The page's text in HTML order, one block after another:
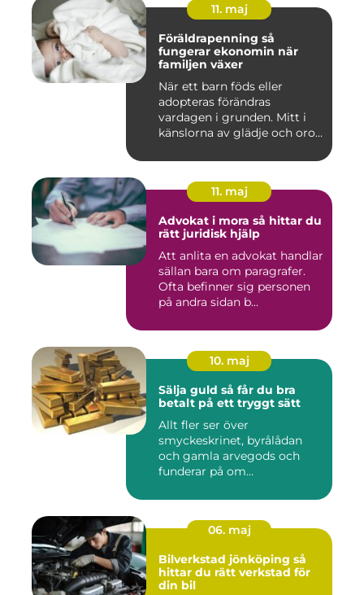
11. maj
Föräldrapenning så
fungerar ekonomin när
familjen växer
När ett barn föds eller
adopteras förändras
vardagen i grunden. Mitt i
känslorna av glädje och oro
11. maj
Advokat i mora så hittar du
rätt juridisk hjälp
Att anlita en advokat handlar
sällan bara om paragrafer.
Ofta befinner sig personen
på andra sidan b...
10. maj
Sälja guld så får du bra
betalt på ett tryggt sätt
Allt fler ser över
smyckeskrinet, byrålådan
och gamla arvegods och
funderar på om
06. maj
Bilverkstad jönköping så
hittar du rätt verkstad för
din bil